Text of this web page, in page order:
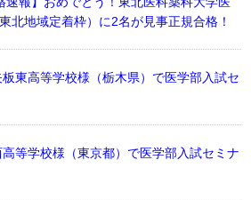
北地域定着枠）に2名が見事正規合格！
東高等学校様（栃木県）で医学部入試セ
等学校様（東京都）で医学部入試セミナ